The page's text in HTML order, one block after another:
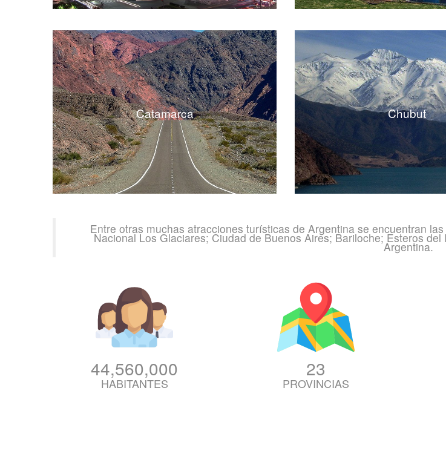
Catamarca Chubut
Entre otras muchas atracciones turísticas de Argentina se encuentran
Nacional Los Glaciares; Ciudad de Buenos Aires; Bariloche; Esteros
Argentina.
44,560,000
HABITANTES
23
PROVINCIAS